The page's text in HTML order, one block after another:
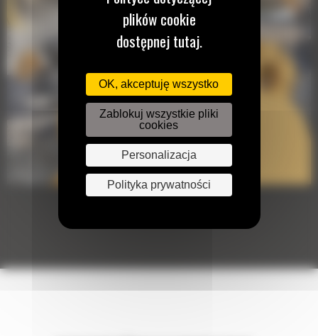
plików cookie
dostępnej tutaj.
OK, akceptuję wszystko
Zablokuj wszystkie pliki
cookies
Personalizacja
Polityka prywatności